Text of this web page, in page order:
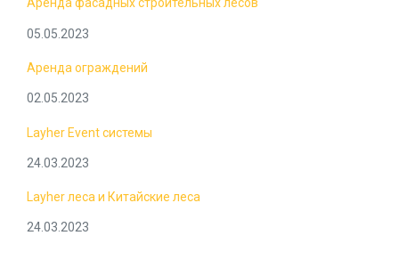
Аренда фасадных строительных лесов
05.05.2023
Аренда ограждений
02.05.2023
Layher Event системы
24.03.2023
Layher леса и Китайские леса
24.03.2023